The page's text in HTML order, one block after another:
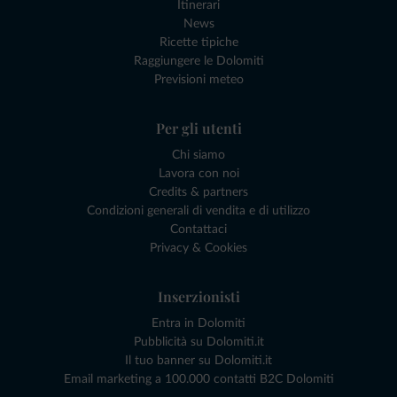
Itinerari
News
Ricette tipiche
Raggiungere le Dolomiti
Previsioni meteo
Per gli utenti
Chi siamo
Lavora con noi
Credits & partners
Condizioni generali di vendita e di utilizzo
Contattaci
Privacy & Cookies
Inserzionisti
Entra in Dolomiti
Pubblicità su Dolomiti.it
Il tuo banner su Dolomiti.it
Email marketing a 100.000 contatti B2C Dolomiti